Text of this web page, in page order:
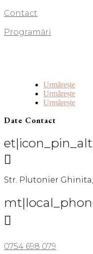
Contact
Programări
Urmărește
Urmărește
Urmărește
Date Contact

Str. Plutonier Ghinita,

0754 698 079